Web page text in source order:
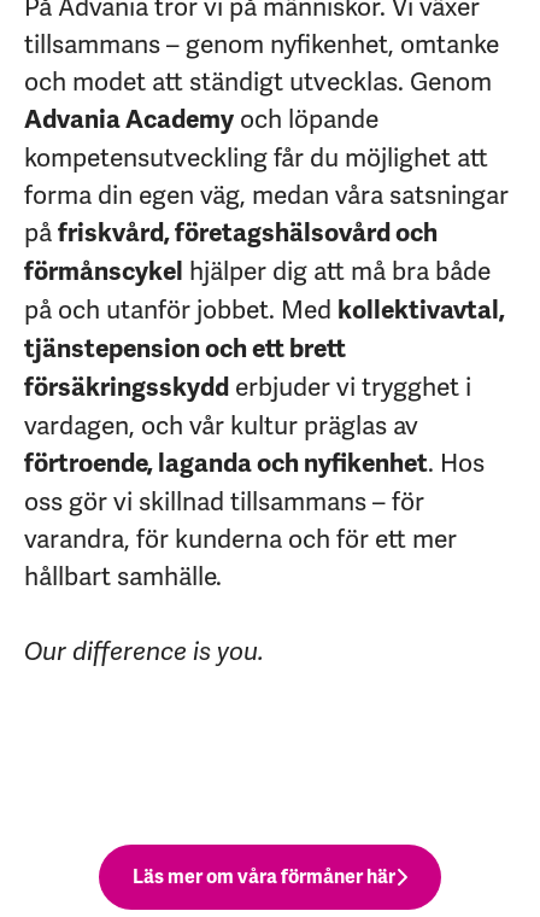
På Advania tror vi på människor. Vi växer
tillsammans – genom nyfikenhet, omtanke
och modet att ständigt utvecklas. Genom
Advania Academy och löpande
kompetensutveckling får du möjlighet att
forma din egen väg, medan våra satsningar
påfriskvård, företagshälsovård och
förmånscykel hjälper dig att må bra både
på och utanför jobbet. Med kollektivavtal,
tjänstepension och ett brett
försäkringsskydd erbjuder vi trygghet i
vardagen, och vår kultur präglas av
förtroende, laganda och nyfikenhet. Hos
oss gör vi skillnad tillsammans – för
varandra, för kunderna och för ett mer
hållbart samhälle.
Our difference is you.
Läs mer om våra förmåner här